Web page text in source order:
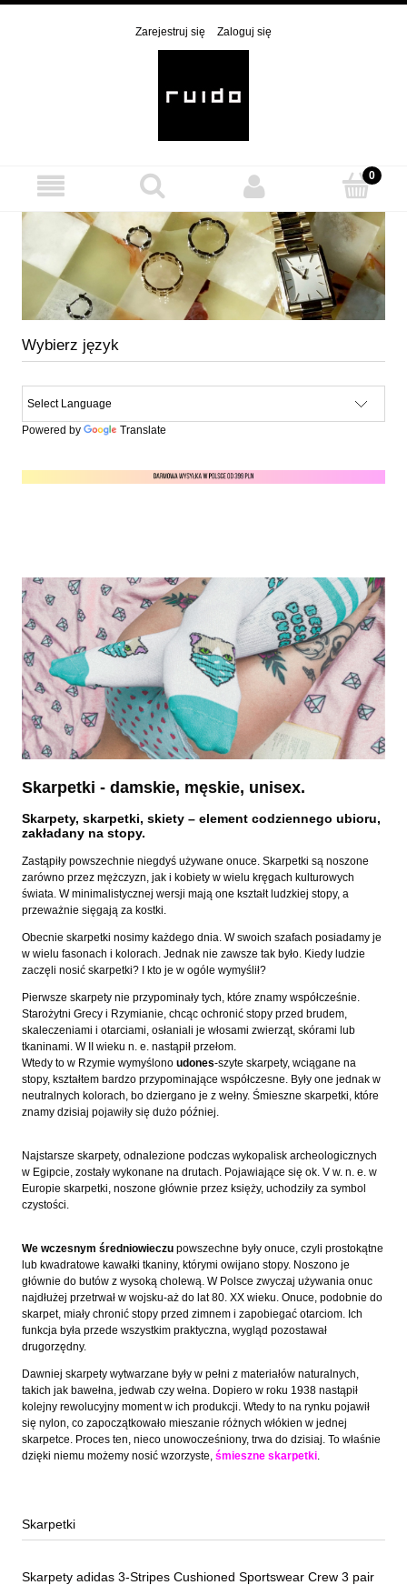
Zarejestruj się Zaloguj się
Wybierz język
Powered by Translate
Skarpetki - damskie, męskie, unisex.
Skarpety, skarpetki, skiety – element codziennego ubioru,
zakładany na stopy.
Zastąpiły powszechnie niegdyś używane onuce. Skarpetki są noszone
zarówno przez mężczyzn, jak i kobiety w wielu kręgach kulturowych
świata. W minimalistycznej wersji mają one kształt ludzkiej stopy, a
przeważnie sięgają za kostki.
Obecnie skarpetki nosimy każdego dnia. W swoich szafach posiadamy je
w wielu fasonach i kolorach. Jednak nie zawsze tak było. Kiedy ludzie
zaczęli nosić skarpetki? I kto je w ogóle wymyślił?
Pierwsze skarpety nie przypominały tych, które znamy współcześnie.
Starożytni Grecy i Rzymianie, chcąc ochronić stopy przed brudem,
skaleczeniami i otarciami, osłaniali je włosami zwierząt, skórami lub
tkaninami. W II wieku n. e. nastąpił przełom.
Wtedy to w Rzymie wymyślono udones-szyte skarpety, wciągane na
stopy, kształtem bardzo przypominające współczesne. Były one jednak w
neutralnych kolorach, bo dziergano je z wełny. Śmieszne skarpetki, które
znamy dzisiaj pojawiły się dużo później.
Najstarsze skarpety, odnalezione podczas wykopalisk archeologicznych
w Egipcie, zostały wykonane na drutach. Pojawiające się ok. V w. n. e. w
Europie skarpetki, noszone głównie przez księży, uchodziły za symbol
czystości.
We wczesnym średniowieczu powszechne były onuce, czyli prostokątne
lub kwadratowe kawałki tkaniny, którymi owijano stopy. Noszono je
głównie do butów z wysoką cholewą. W Polsce zwyczaj używania onuc
najdłużej przetrwał w wojsku-aż do lat 80. XX wieku. Onuce, podobnie do
skarpet, miały chronić stopy przed zimnem i zapobiegać otarciom. Ich
funkcja była przede wszystkim praktyczna, wygląd pozostawał
drugorzędny.
Dawniej skarpety wytwarzane były w pełni z materiałów naturalnych,
takich jak bawełna, jedwab czy wełna. Dopiero w roku 1938 nastąpił
kolejny rewolucyjny moment w ich produkcji. Wtedy to na rynku pojawił
się nylon, co zapoczątkowało mieszanie różnych włókien w jednej
skarpetce. Proces ten, nieco unowocześniony, trwa do dzisiaj. To właśnie
dzięki niemu możemy nosić wzorzyste, śmieszne skarpetki.
Skarpetki
Skarpety adidas 3-Stripes Cushioned Sportswear Crew 3 pair